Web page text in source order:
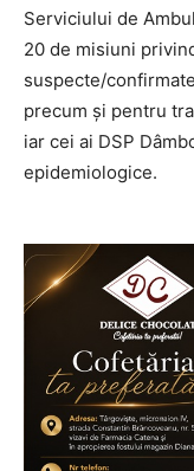
Serviciului de
20 de misiuni
suspecte/
precum și pentru
iar cei ai DSP
epidemiologice.